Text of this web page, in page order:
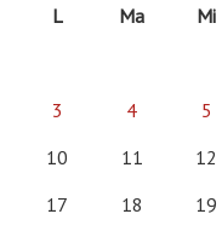
L
Ma Mi
3
4 5
10
11 12
17
18 19